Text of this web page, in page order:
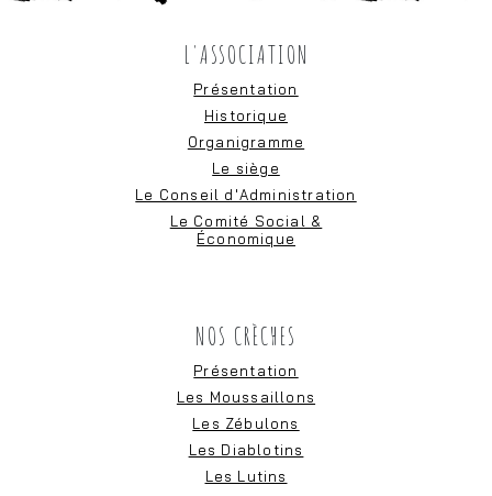
L'ASSOCIATION
Présentation
Historique
Organigramme
Le siège
Le Conseil d'Administration
Le Comité Social &
Économique
NOS CRÈCHES
Présentation
Les Moussaillons
Les Zébulons
Les Diablotins
Les Lutins